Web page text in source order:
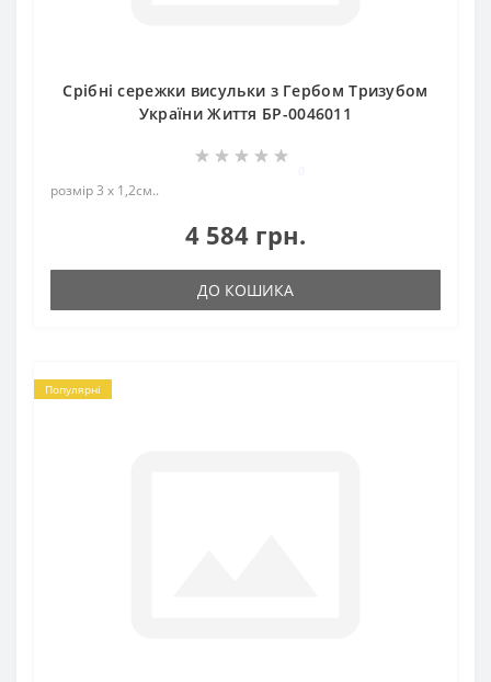
Срібні сережки висульки з Гербом Тризубом
України Життя БР-0046011
розмір 3 х 1,2см..
4 584 грн.
ДО КОШИКА
Популярні